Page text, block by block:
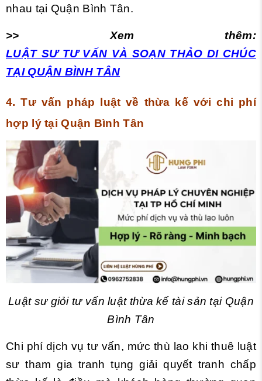
nhau tại Quận Bình Tân.
>> Xem thêm:
LUẬT SƯ TƯ VẤN VÀ SOẠN THẢO DI CHÚC
TẠI QUẬN BÌNH TÂN
4. Tư vấn pháp luật về thừa kế với chi phí
hợp lý tại Quận Bình Tân
Luật sư giỏi tư vấn luật thừa kế tài sản tại Quận
Bình Tân
Chi phí dịch vụ tư vấn, mức thù lao khi thuê luật
sư tham gia tranh tụng giải quyết tranh chấp